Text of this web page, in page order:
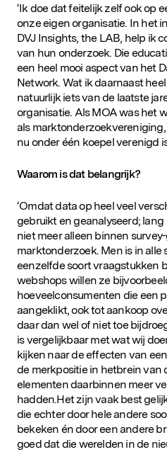
‘Ik doe dat feitelijk zelf ook op
onze eigen organisatie. In het
DVJ Insights, the LAB, help ik
van hun onderzoek. Die
een heel mooi aspect van het
Network. Wat ik daarnaast
natuurlijk iets van de laatste
organisatie. Als MOA was het
als
nu onder één koepel verenigd
Waarom is dat belangrijk?
‘Omdat data op heel veel
gebruikt en geanalyseerd; lang
niet meer alleen binnen
marktonderzoek. Men is in alle
eenzelfde soort vraagstukken
webshops willen ze
hoeveelconsumenten die een
aangeklikt, ook tot aankoop
daar dan wel of niet toe
is vergelijkbaar met wat wij
kijken naar de effecten van
de merkpositie in hetbrein van
elementen daarbinnen meer
hadden.Het zijn vaak best
die echter door hele andere
bekeken én door een andere
goed dat die werelden in de